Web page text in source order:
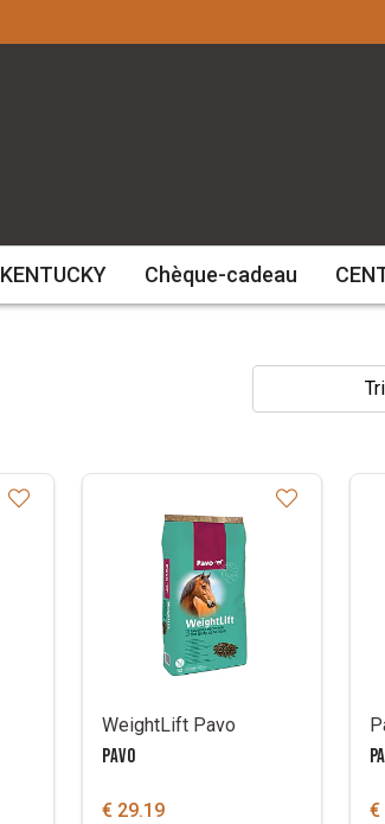
KENTUCKY Chèque-cadeau
WeightLift Pavo
PAVO
€ 29.19 €